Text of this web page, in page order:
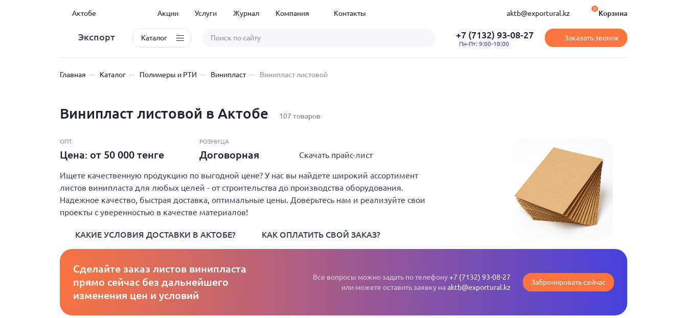
Актобе Акции Услуги Журнал Компания Контакты aktb@exportural.kz Корзина
0
Экспорт Каталог +7 (7132) 93-08-27
Пн-Пт: 9:00-18:00
Заказать звонок
Главная Каталог Полимеры и РТИ Винипласт Винипласт листовой
Винипласт листовой в Актобе 107 товаров
ОПТ
Цена: от 50 000 тенге
РОЗНИЦА
Договорная Скачать прайс-лист
Ищете качественную продукцию по выгодной цене? У нас вы найдете широкий ассортимент
листов винипласта для любых целей - от строительства до производства оборудования.
Надежное качество, быстрая доставка, оптимальные цены. Доверьтесь нам и реализуйте свои
проекты с уверенностью в качестве материалов!
КАКИЕ УСЛОВИЯ ДОСТАВКИ В АКТОБЕ? КАК ОПЛАТИТЬ СВОЙ ЗАКАЗ?
Сделайте заказ листов винипласта
прямо сейчас без дальнейшего
изменения цен и условий
Все вопросы можно задать по телефону+7 (7132) 93-08-27
или можете оставить заявку наaktb@exportural.kz
Забронировать сейчас